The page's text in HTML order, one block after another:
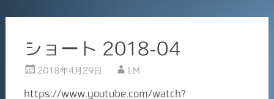
ショート 2018-04
2018年4月29日 LM
https://www.youtube.com/watch?